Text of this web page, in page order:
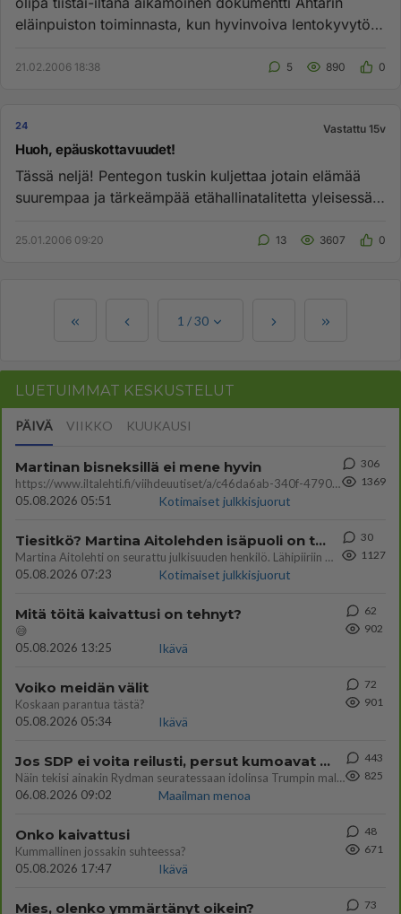
eläinpuiston toiminnasta, kun hyvinvoiva lentokyvytön,
21.02.2006 18:38 5 890 0
24 Vastattu 15v
Huoh, epäuskottavuudet!
Tässä neljä! Pentegon tuskin kuljettaa jotain elämää
suurempaa ja tärkeämpää etähallinatalitetta yleisessä
25.01.2006 09:20 13 3607 0
1 /30
LUETUIMMAT KESKUSTELUT
PÄIVÄ VIIKKO KUUKAUSI
Martinan bisneksillä ei mene hyvin
https://www.iltalehti.fi/viihdeuutiset/a/c46da6ab-340f-4790-aaa7-0865eed2336 Yrityksen konkurssihakemus on tullut kärä
05.08.2026 05:51
Kotimaiset julkkisjuorut
306
1369
Tiesitkö? Martina Aitolehden isäpuoli on tämä suosittu laulaja
Martina Aitolehti on seurattu julkisuuden henkilö. Lähipiiriin mahtuu muitakin tunnettuja henkilöitä. Tiesitkö, että Ma
05.08.2026 07:23
Kotimaiset julkkisjuorut
30
1127
Mitä töitä kaivattusi on tehnyt?
😅
05.08.2026 13:25
Ikävä
62
902
Voiko meidän välit
Koskaan parantua tästä?
05.08.2026 05:34
Ikävä
72
901
Jos SDP ei voita reilusti, persut kumoavat demokratian Suomesta
Näin tekisi ainakin Rydman seuratessaan idolinsa Trumpin mallia https://www.is.fi/politiikka/art-2000012187244.html
06.08.2026 09:02
Maailman menoa
443
825
Onko kaivattusi
Kummallinen jossakin suhteessa?
05.08.2026 17:47
Ikävä
48
671
Mies, olenko ymmärtänyt oikein?
73